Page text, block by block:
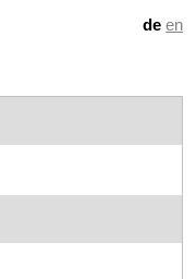
de en